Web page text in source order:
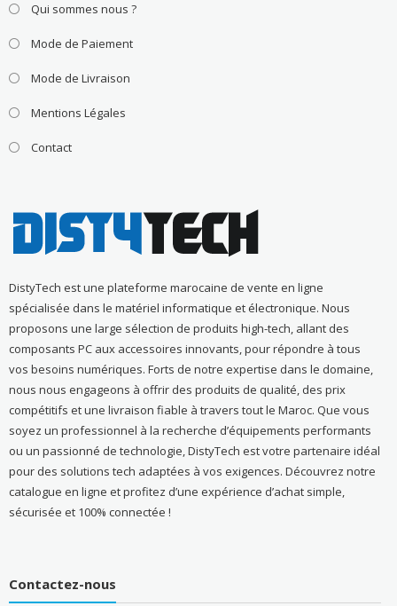
Qui sommes nous ?
Mode de Paiement
Mode de Livraison
Mentions Légales
Contact
DistyTech est une plateforme marocaine de vente en ligne
spécialisée dans le matériel informatique et électronique. Nous
proposons une large sélection de produits high-tech, allant des
composants PC aux accessoires innovants, pour répondre à tous
vos besoins numériques. Forts de notre expertise dans le domaine,
nous nous engageons à offrir des produits de qualité, des prix
compétitifs et une livraison fiable à travers tout le Maroc. Que vous
soyez un professionnel à la recherche d’équipements performants
ou un passionné de technologie, DistyTech est votre partenaire idéal
pour des solutions tech adaptées à vos exigences. Découvrez notre
catalogue en ligne et profitez d’une expérience d’achat simple,
sécurisée et 100% connectée !
Contactez-nous